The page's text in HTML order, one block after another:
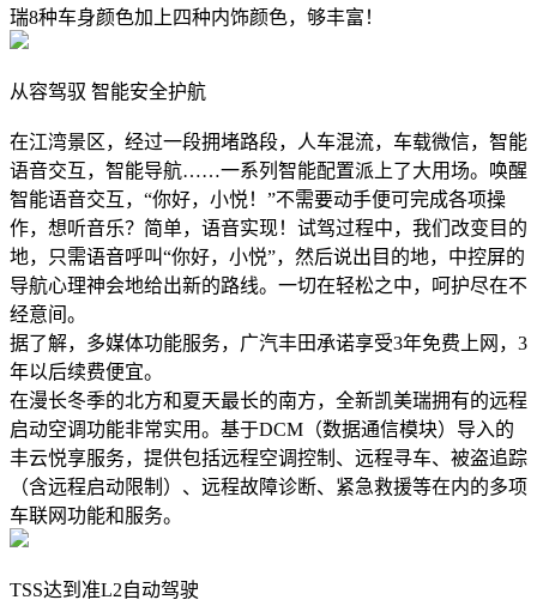
瑞8种车身颜色加上四种内饰颜色，够丰富！
从容驾驭 智能安全护航
在江湾景区，经过一段拥堵路段，人车混流，车载微信，智能
语音交互，智能导航……一系列智能配置派上了大用场。唤醒
智能语音交互，“你好，小悦！”不需要动手便可完成各项操
作，想听音乐？简单，语音实现！试驾过程中，我们改变目的
地，只需语音呼叫“你好，小悦”，然后说出目的地，中控屏的
导航心理神会地给出新的路线。一切在轻松之中，呵护尽在不
经意间。
据了解，多媒体功能服务，广汽丰田承诺享受3年免费上网，3
年以后续费便宜。
在漫长冬季的北方和夏天最长的南方，全新凯美瑞拥有的远程
启动空调功能非常实用。基于DCM（数据通信模块）导入的
丰云悦享服务，提供包括远程空调控制、远程寻车、被盗追踪
（含远程启动限制）、远程故障诊断、紧急救援等在内的多项
车联网功能和服务。
TSS达到准L2自动驾驶